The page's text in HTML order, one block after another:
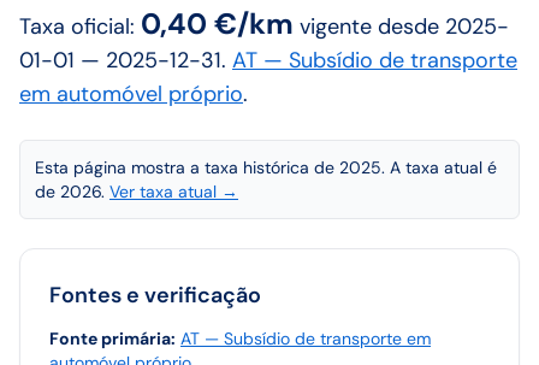
Taxa oficial: 0,40 €/km vigente desde 2025-
01-01 — 2025-12-31. AT — Subsídio de transporte
em automóvel próprio.
Esta página mostra a taxa histórica de 2025. A taxa atual é
de 2026. Ver taxa atual →
Fontes e verificação
Fonte primária: AT — Subsídio de transporte em